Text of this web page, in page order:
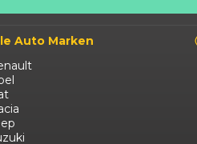
Auto Marken